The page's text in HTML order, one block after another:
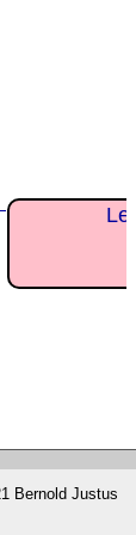
Bernold Justus